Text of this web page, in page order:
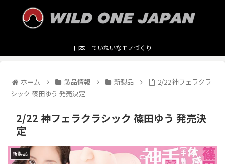
日本一ていねいなモノづくり
ホーム 製品情報 新製品
2/22 神フェラクラ
シック 篠田ゆう 発売決定
2/22 神フェラクラシック 篠田ゆう 発売決
定
新製品